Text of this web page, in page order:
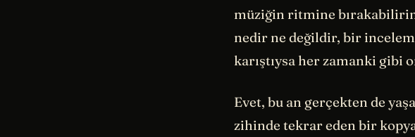
müziğin ritmine
nedir ne değildir, bir
karıştıysa her zamanki gibi
Evet, bu an gerçekten de
zihinde tekrar eden bir